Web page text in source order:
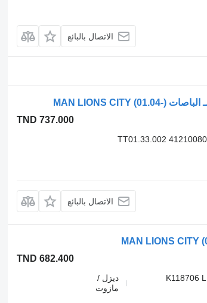
الاتصال بالبائع
TND 737.000
TT01.33.002
الاتصال بالبائع
TND 682.400
K118706
ديزل /
مازوت